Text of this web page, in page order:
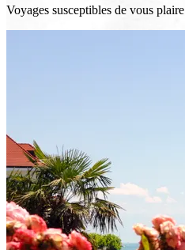
Voyages susceptibles de vous plaire